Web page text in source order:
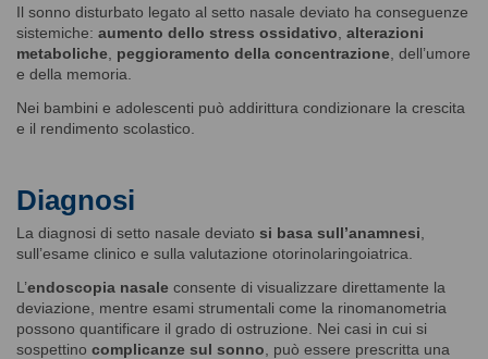
Il sonno disturbato legato al setto nasale deviato ha conseguenze
sistemiche: aumento dello stress ossidativo alterazioni
metaboliche peggioramento della concentrazione , dell’umore
e della memoria.
Nei bambini e adolescenti può addirittura condizionare la crescita
e il rendimento scolastico.
Diagnosi
La diagnosi di setto nasale deviato si basa sull’anamnesi
sull’esame clinico e sulla valutazione otorinolaringoiatrica.
L’endoscopia nasale consente di visualizzare direttamente la
deviazione, mentre esami strumentali come la rinomanometria
possono quantificare il grado di ostruzione. Nei casi in cui si
sospettino complicanze sul sonno , può essere prescritta una